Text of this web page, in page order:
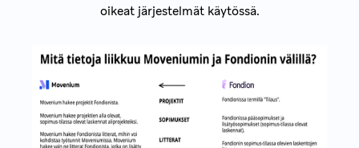
oikeat järjestelmät käytössä.